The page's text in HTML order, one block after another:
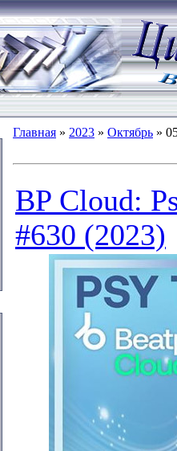
Главная » 2023 » Октябрь »
BP Cloud:
#630 (2023)